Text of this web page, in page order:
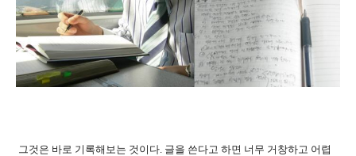
그것은 바로 기록해보는 것이다. 글을 쓴다고 하면 너무 거창하고 어렵